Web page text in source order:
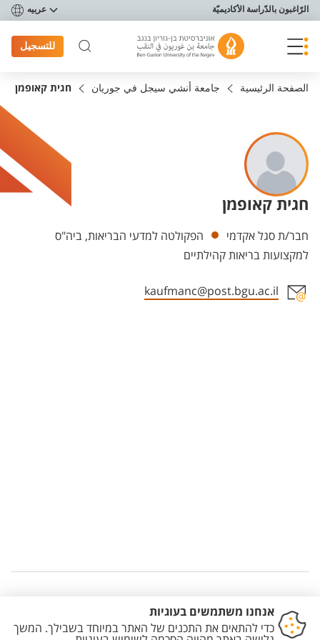
תפריט נגישות
الرّاغبون بالدّراسة الأكاديميّة عربيه
للتسجيل
الصفحة الرئيسية جامعة أنشي سيجل في جوريان חגית קאופמן
חגית קאופמן
Departments
חבר/ת סגל אקדמי
הפקולטה למדעי הבריאות, ביה"ס
למקצועות בריאות קהילתיים
kaufmanc@post.bgu.ac.il